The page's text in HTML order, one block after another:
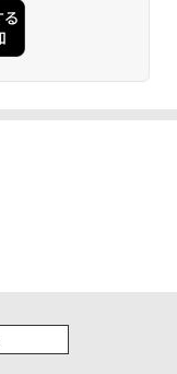
版】AOKIMI ワイヤ
イヤホン V12 小型
Type-C充電 マイク
調整 スポーツ/通勤/通
)
ver.)
ルレス 2L×9本
クロ版 39 (ジャンプ